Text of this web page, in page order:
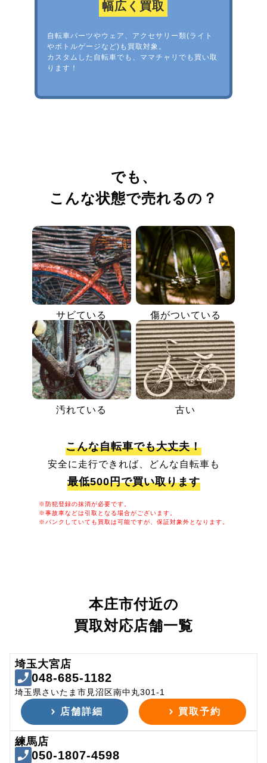
幅広く買取
自転車パーツやウェア、アクセサリー類(ライト
やボトルゲージなど)も買取対象。
カスタムした自転車でも、ママチャリでも買い取
ります！
でも、
こんな状態で売れるの？
サビている 傷がついている
汚れている 古い
こんな自転車でも大丈夫！
安全に走行できれば、どんな自転車も
最低500円で買い取ります
※防犯登録の抹消が必要です。
※事故車などは引取となる場合がございます。
※パンクしていても買取は可能ですが、保証対象外となります。
本庄市付近の
買取対応店舗一覧
埼玉大宮店
048-685-1182
埼玉県さいたま市見沼区南中丸301-1
店舗詳細 買取予約
練馬店
050-1807-4598